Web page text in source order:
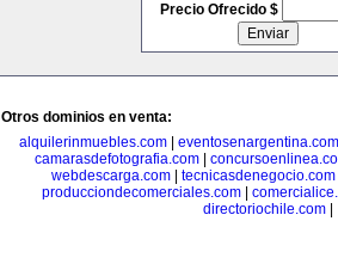
Precio Ofrecido $
Otros dominios en venta:
alquilerinmuebles.com
eventosenargentina.com
camarasdefotografia.com|
webdescarga.com| tecnicasdenegocio.com
producciondecomerciales.com|
directoriochile.com|